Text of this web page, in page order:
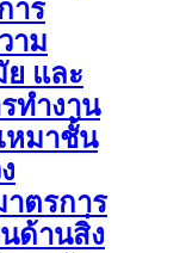
าร
าม
และ
ทำงาน
หมาชั้น
ตรการ
ด้านสิ่ง